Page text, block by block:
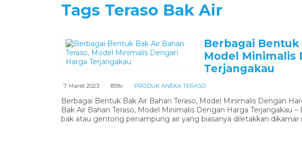
Tags Teraso Bak Air
Berbagai Bentuk
Model Minimalis
Terjangakau
7 Maret 2023 859x PRODUK ANEKA TERASO
Berbagai Bentuk Bak Air Bahan Teraso, Model Minimalis Dengan
Bak Air Bahan Teraso, Model Minimalis Dengan Harga Terjangakau
bak atau gentong penampung air yang biasanya diletakkan dikamar